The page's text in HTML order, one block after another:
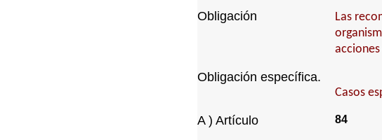
Obligación
Las
Obligación específica.
Casos
A ) Artículo 84